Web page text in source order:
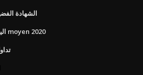
الشهادة الفضية 2 فاتورة قيمة
Taux de change اليورو دولار moyen 2020